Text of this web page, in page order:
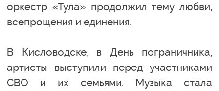
оркестр «Тула» продолжил тему любви,
всепрощения и единения.
В Кисловодске, в День пограничника,
артисты выступили перед участниками
СВО и их семьями. Музыка стала